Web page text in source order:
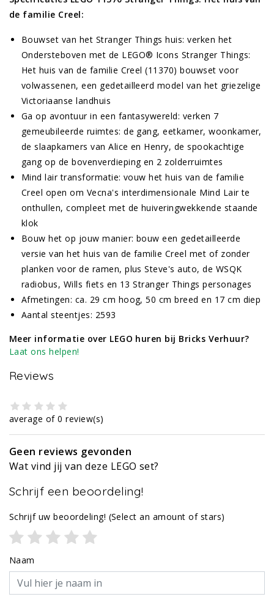
de familie Creel:
Bouwset van het Stranger Things huis: verken het
Ondersteboven met de LEGO® Icons Stranger Things:
Het huis van de familie Creel (11370) bouwset voor
volwassenen, een gedetailleerd model van het griezelige
Victoriaanse landhuis
Ga op avontuur in een fantasywereld: verken 7
gemeubileerde ruimtes: de gang, eetkamer, woonkamer,
de slaapkamers van Alice en Henry, de spookachtige
gang op de bovenverdieping en 2 zolderruimtes
Mind lair transformatie: vouw het huis van de familie
Creel open om Vecna's interdimensionale Mind Lair te
onthullen, compleet met de huiveringwekkende staande
klok
Bouw het op jouw manier: bouw een gedetailleerde
versie van het huis van de familie Creel met of zonder
planken voor de ramen, plus Steve's auto, de WSQK
radiobus, Wills fiets en 13 Stranger Things personages
Afmetingen: ca. 29 cm hoog, 50 cm breed en 17 cm diep
Aantal steentjes: 2593
Meer informatie over LEGO huren bij Bricks Verhuur?
Laat ons helpen!
Reviews
average of 0 review(s)
Geen reviews gevonden
Wat vind jij van deze LEGO set?
Schrijf een beoordeling!
Schrijf uw beoordeling! (Select an amount of stars)
Naam